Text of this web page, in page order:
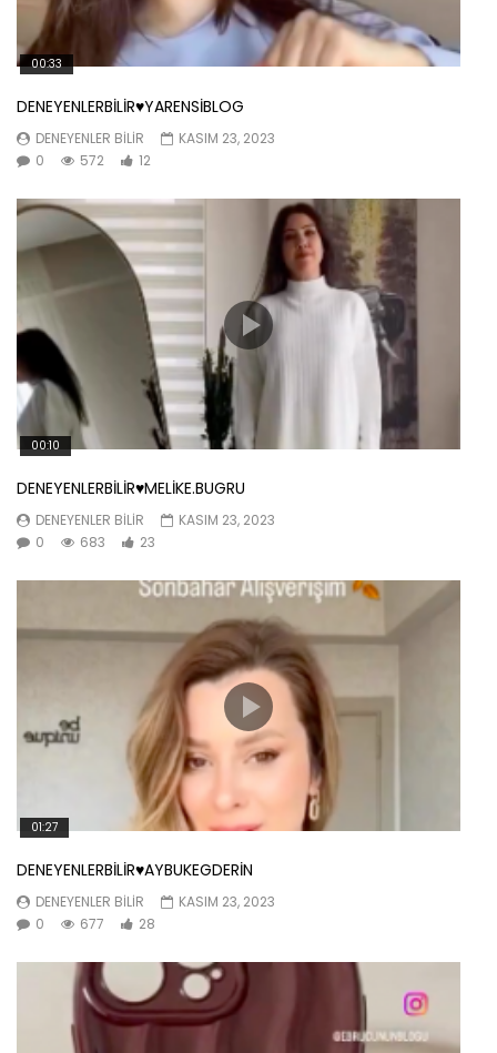
00:33
DENEYENLERBİLİR♥️YARENSİBLOG
DENEYENLER BILIR
KASIM 23, 2023
0
572 12
00:10
DENEYENLERBİLİR♥️MELİKE.BUGRU
DENEYENLER BILIR
KASIM 23, 2023
0
683 23
01:27
DENEYENLERBİLİR♥️AYBUKEGDERİN
DENEYENLER BILIR
KASIM 23, 2023
0
677 28